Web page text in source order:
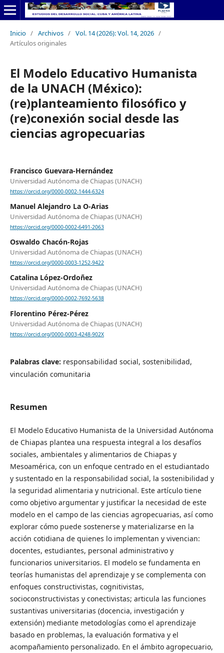
Inicio / Archivos / Vol. 14 (2026): Vol. 14, 2026 /
Artículos originales
El Modelo Educativo Humanista
de la UNACH (México):
(re)planteamiento filosófico y
(re)conexión social desde las
ciencias agropecuarias
Francisco Guevara-Hernández
Universidad Autónoma de Chiapas (UNACH)
https://orcid.org/0000-0002-1444-6324
Manuel Alejandro La O-Arias
Universidad Autónoma de Chiapas (UNACH)
https://orcid.org/0000-0002-6491-2063
Oswaldo Chacón-Rojas
Universidad Autónoma de Chiapas (UNACH)
https://orcid.org/0000-0003-1252-9422
Catalina López-Ordoñez
Universidad Autónoma de Chiapas (UNACH)
https://orcid.org/0000-0002-7692-5638
Florentino Pérez-Pérez
Universidad Autónoma de Chiapas (UNACH)
https://orcid.org/0000-0003-4248-902X
Palabras clave: responsabilidad social, sostenibilidad,
vinculación comunitaria
Resumen
El Modelo Educativo Humanista de la Universidad Autónoma
de Chiapas plantea una respuesta integral a los desafíos
sociales, ambientales y alimentarios de Chiapas y
Mesoamérica, con un enfoque centrado en el estudiantado
y sustentado en la responsabilidad social, la sostenibilidad y
la seguridad alimentaria y nutricional. Este artículo tiene
como objetivo argumentar y justificar la necesidad de este
modelo en el campo de las ciencias agropecuarias, así como
explorar cómo puede sostenerse y materializarse en la
acción cotidiana de quienes lo implementan y vivencian:
docentes, estudiantes, personal administrativo y
funcionarios universitarios. El modelo se fundamenta en
teorías humanistas del aprendizaje y se complementa con
enfoques constructivistas, cognitivistas,
socioconstructivistas y conectivistas; articula las funciones
sustantivas universitarias (docencia, investigación y
extensión) mediante metodologías como el aprendizaje
basado en problemas, la evaluación formativa y el
acompañamiento personalizado. En el ámbito agropecuario,